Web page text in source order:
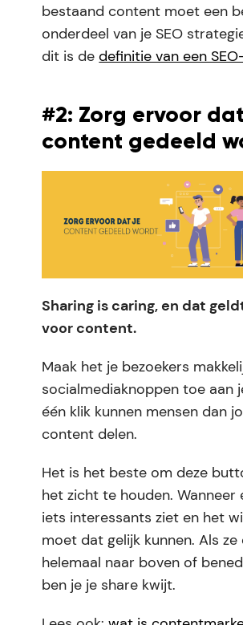
bestaand content moet een
onderdeel van je SEO
dit is dedefinitie van een
#2: Zorg ervoor
content gedeeld
Sharing is caring, en dat
voor content.
Maak het je bezoekers
socialmediaknoppen toe aan
één klik kunnen mensen dan
content delen.
Het is het beste om deze
het zicht te houden. Wanneer
iets interessants ziet en het
moet dat gelijk kunnen. Als ze
helemaal naar boven of
ben je je share kwijt.